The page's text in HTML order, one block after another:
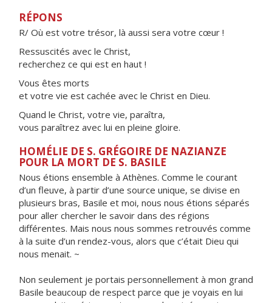
RÉPONS
R/ Où est votre trésor, là aussi sera votre cœur !
Ressuscités avec le Christ,
recherchez ce qui est en haut !
Vous êtes morts
et votre vie est cachée avec le Christ en Dieu.
Quand le Christ, votre vie, paraîtra,
vous paraîtrez avec lui en pleine gloire.
HOMÉLIE DE S. GRÉGOIRE DE NAZIANZE
POUR LA MORT DE S. BASILE
Nous étions ensemble à Athènes. Comme le courant
d’un fleuve, à partir d’une source unique, se divise en
plusieurs bras, Basile et moi, nous nous étions séparés
pour aller chercher le savoir dans des régions
différentes. Mais nous nous sommes retrouvés comme
à la suite d’un rendez-vous, alors que c’était Dieu qui
nous menait. ~
Non seulement je portais personnellement à mon grand
Basile beaucoup de respect parce que je voyais en lui